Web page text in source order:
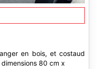
en bois, et costaud
80 cm x